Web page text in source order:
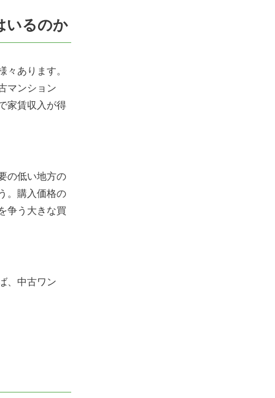
いるのか
あります。
マンション
家賃収入が得
の低い地方の
。購入価格の
争う大きな買
、中古ワン